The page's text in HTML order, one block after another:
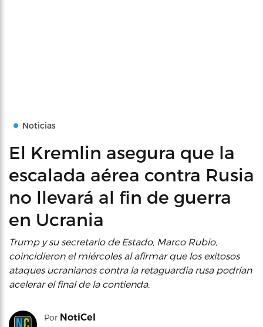
Noticias
El Kremlin asegura que la
escalada aérea contra Rusia
no llevará al fin de guerra
en Ucrania
Trump y su secretario de Estado, Marco Rubio,
coincidieron el miércoles al afirmar que los exitosos
ataques ucranianos contra la retaguardia rusa podrían
acelerar el final de la contienda.
Por NotiCel